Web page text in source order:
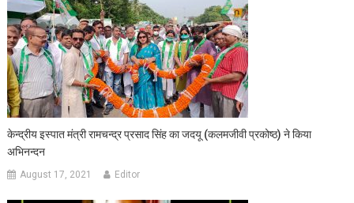
केन्द्रीय इस्पात मंत्री रामचन्द्र प्रसाद सिंह का जदयू (कलमजीवी प्रकोष्ठ) ने किया
अभिनन्दन
August 17, 2021 Editor